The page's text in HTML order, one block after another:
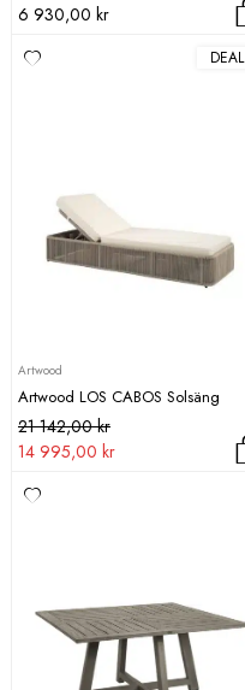
6 930,00 kr
DEAL
Artwood
Artwood LOS CABOS Solsäng
21 142,00kr
Det
ursprungliga
var:
14 995,00 kr
Det
nuvarande
är: